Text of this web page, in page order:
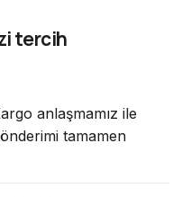
tercih
anlaşmamız ile
tamamen